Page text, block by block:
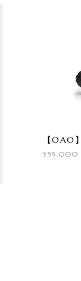
【OAO
¥55,000